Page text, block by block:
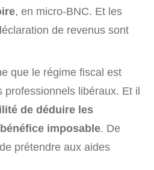
, en micro-BNC. Et les
de revenus sont
que le régime fiscal est
professionnels libéraux. Et il
de déduire les
imposable. De
prétendre aux aides